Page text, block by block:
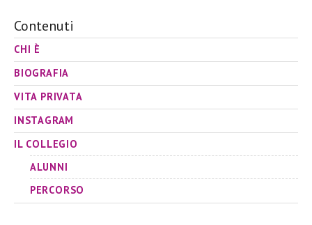
Contenuti
CHI È
BIOGRAFIA
VITA PRIVATA
INSTAGRAM
IL COLLEGIO
ALUNNI
PERCORSO